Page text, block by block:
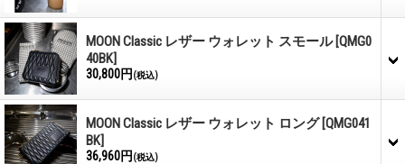
MOON Classic レザー ウォレット スモール [QMG0
40BK]
30,800円(税込)
MOON Classic レザー ウォレット ロング [QMG041
BK]
36,960円(税込)